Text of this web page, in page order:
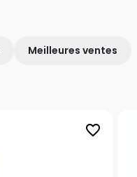
Meilleures ventes
favorite_border